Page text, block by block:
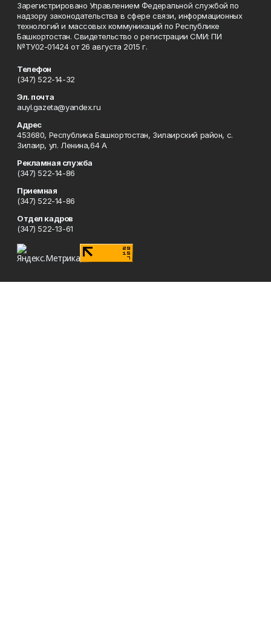
Зарегистрировано Управлением Федеральной службой по
надзору законодательства в сфере связи, информационных
технологий и массовых коммуникаций по Республике
Башкортостан. Свидетельство о регистрации СМИ: ПИ
№ТУ02-01424 от 26 августа 2015 г.
Телефон
(347) 522-14-32
Эл. почта
auyl.gazeta@yandex.ru
Адрес
453680, Республика Башкортостан, Зилаирский район, с.
Зилаир, ул. Ленина,64 А
Рекламная служба
(347) 522-14-86
Приемная
(347) 522-14-86
Отдел кадров
(347) 522-13-61